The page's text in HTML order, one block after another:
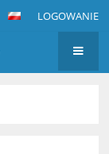
LOGOWANIE